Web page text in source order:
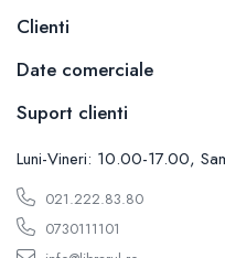
Sport
Invatamant superior
Cursuri universitare
Istorie
Al Doilea Razboi Mondial
Biografii, memorii si jurnale
Istoria comunismului
Istoria romanilor
Clienti
Date comerciale
Suport clienti
Luni-Vineri: 10.00-17.00,
021.222.83.80
0730111101